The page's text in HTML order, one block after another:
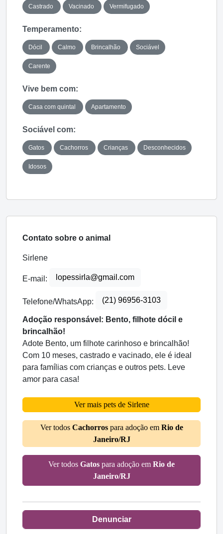
Castrado Vacinado Vermifugado
Temperamento:
Dócil Calmo Brincalhão Sociável
Carente
Vive bem com:
Casa com quintal Apartamento
Sociável com:
Gatos Cachorros Crianças Desconhecidos
Idosos
Contato sobre o animal
Sirlene
E-mail: lopessirla@gmail.com
Telefone/WhatsApp: (21) 96956-3103
Adoção responsável: Bento, filhote dócil e
brincalhão!
Adote Bento, um filhote carinhoso e brincalhão!
Com 10 meses, castrado e vacinado, ele é ideal
para famílias com crianças e outros pets. Leve
amor para casa!
Ver mais pets de Sirlene
Ver todos Cachorrospara adoção em Rio de
Janeiro/RJ
Ver todos Gatos para adoção em Rio de
Janeiro/RJ
Denunciar